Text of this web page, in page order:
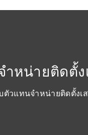
ำหน่ายติดตั้ง
ตัวแทนจำหน่ายติดตั้งเ